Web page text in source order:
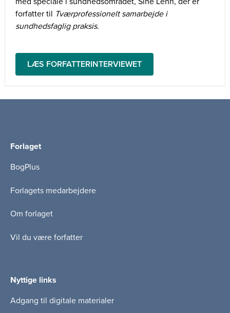
forfatter til Tværprofessionelt samarbejde i
sundhedsfaglig praksis.
Vi har talt med Sine om den nye udgave af bogen.
LÆS FORFATTERINTERVIEWET
Forlaget
BogPlus
Forlagets medarbejdere
Om forlaget
Vil du være forfatter
Nyttige links
Adgang til digitale materialer